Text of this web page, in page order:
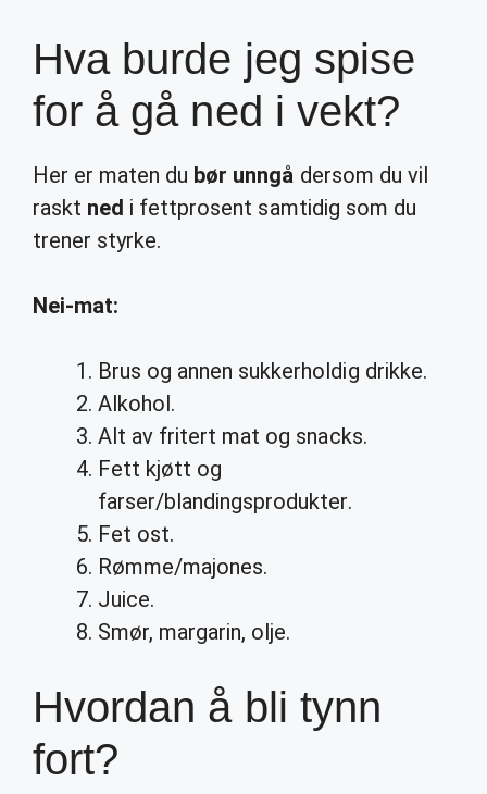
Hva burde jeg spise
for å gå ned i vekt?
Her er maten du bør unngå dersom du vil
raskt ned i fettprosent samtidig som du
trener styrke.
Nei-mat:
Brus og annen sukkerholdig drikke.
Alkohol.
Alt av fritert mat og snacks.
Fett kjøtt og
farser/blandingsprodukter.
Fet ost.
Rømme/majones.
Juice.
Smør, margarin, olje.
Hvordan å bli tynn
fort?